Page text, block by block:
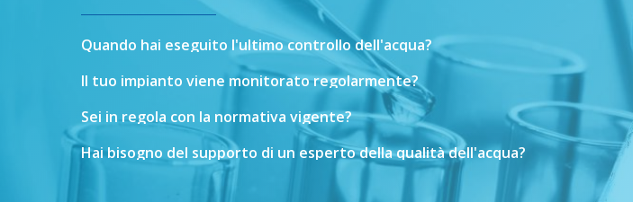
Quando hai eseguito l'ultimo controllo dell'acqua?
Il tuo impianto viene monitoratoregolarmente?
Sei in regola con la normativa vigente?
Hai bisogno del supporto di un espertodellaqualitàdell'acqua?